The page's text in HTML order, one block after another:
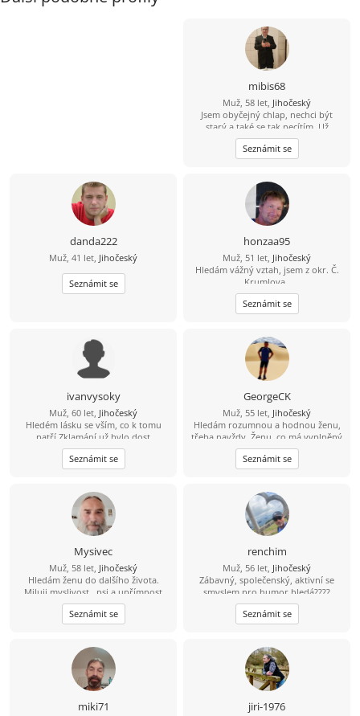
mibis68
Muž, 58 let, Jihočeský
Jsem obyčejný chlap, nechci být
starý a také se tak necítím. Už
dlouho jsem někomu neřekl
"miláčku, lásko". Chtěl bych poznat
spíše štíhlou ženu, která by to chtěla
to i já slyšel iod ní. Jinak dílna,
zahrádka, dům, kolo, voda,
houbaření, cross golf, trochu tanec,
hudba, atd.
Seznámit se
danda222
Muž, 41 let, Jihočeský
Seznámit se
honzaa95
Muž, 51 let, Jihočeský
Hledám vážný vztah, jsem z okr. Č.
Krumlova,.
Seznámit se
ivanvysoky
Muž, 60 let, Jihočeský
Hledém lásku se vším, co k tomu
patří.Zklamání už bylo dost
Seznámit se
GeorgeCK
Muž, 55 let, Jihočeský
Hledám rozumnou a hodnou ženu,
třeba navždy. Ženu, co má vyplněný
celý profil. I negativní odpověď je
lepší než fucking mlčení.
Seznámit se
Mysivec
Muž, 58 let, Jihočeský
Hledám ženu do dalšího života.
Miluji myslivost , psi a upřímnost
Seznámit se
renchim
Muž, 56 let, Jihočeský
Zábavný, společenský, aktivní se
smyslem pro humor hledá????
Najdu????
Seznámit se
miki71 jiri-1976